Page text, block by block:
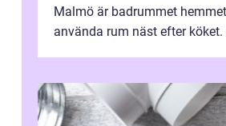
Malmö är badrummet
använda rum näst efter köket.